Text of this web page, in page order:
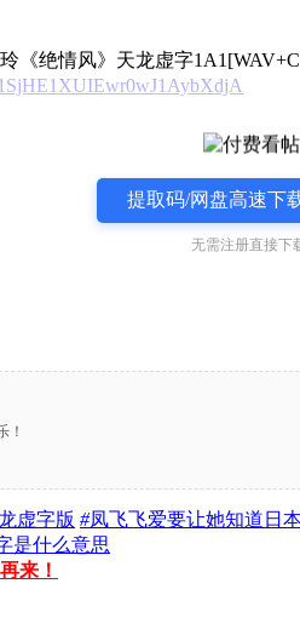
《绝情风》天龙虚字
提取码/网盘高速下
无需注册直接下
！
虚字版 #凤飞飞爱要让她知道日
是什么意思
来！